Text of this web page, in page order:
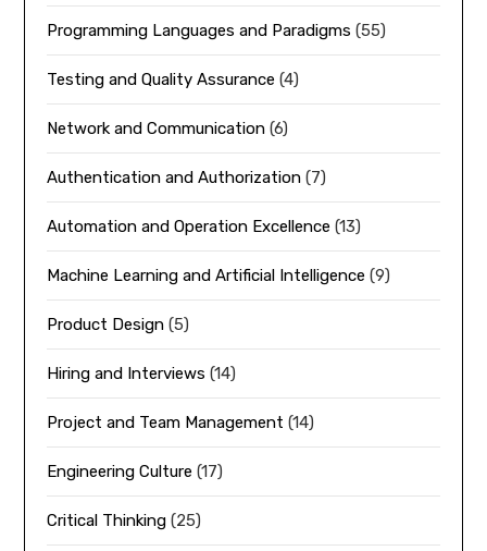
Programming Languages and Paradigms (55)
Testing and Quality Assurance (4)
Network and Communication (6)
Authentication and Authorization (7)
Automation and Operation Excellence (13)
Machine Learning and Artificial Intelligence (9)
Product Design (5)
Hiring and Interviews (14)
Project and Team Management (14)
Engineering Culture (17)
Critical Thinking (25)